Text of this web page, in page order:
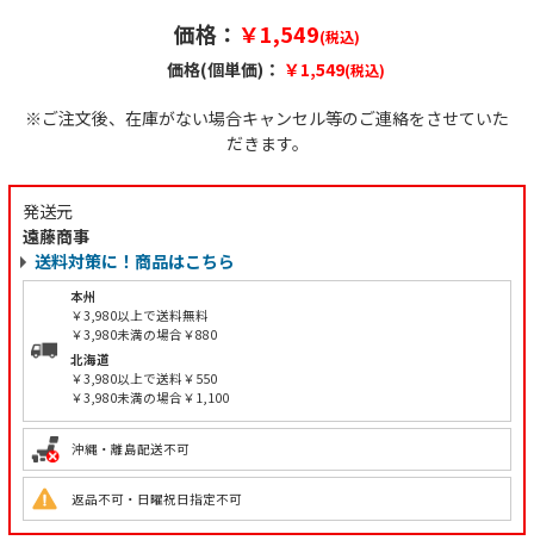
価格： ￥1,549(税込)
価格(個単価)： ￥1,549(税込)
※ご注文後、在庫がない場合キャンセル等のご連絡をさせていた
だきます。
発送元
遠藤商事
送料対策に！商品はこちら
本州
￥3,980以上で送料無料
￥3,980未満の場合￥880
北海道
￥3,980以上で送料￥550
￥3,980未満の場合￥1,100
沖縄・離島配送不可
返品不可・日曜祝日指定不可